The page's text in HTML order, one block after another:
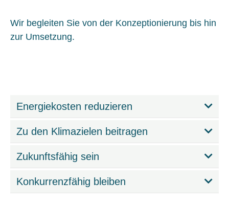
Wir begleiten Sie von der Konzeptionierung bis hin
zur Umsetzung.
Energiekosten reduzieren
Zu den Klimazielen beitragen
Zukunftsfähig sein
Konkurrenzfähig bleiben